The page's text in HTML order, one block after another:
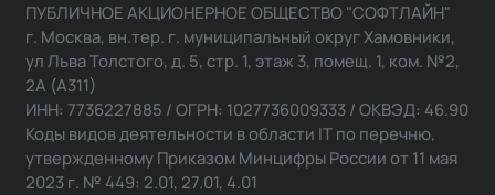
ПУБЛИЧНОЕ АКЦИОНЕРНОЕ ОБЩЕСТВО "СОФТЛАЙН"
г. Москва, вн.тер. г. муниципальный округ Хамовники,
ул Льва Толстого, д. 5, стр. 1, этаж 3, помещ. 1, ком. №2,
2А (А311)
ИНН: 7736227885 / ОГРН: 1027736009333 / ОКВЭД: 46.90
Коды видов деятельности в области IT по перечню,
утвержденному Приказом Минцифры России от 11 мая
2023 г. № 449: 2.01, 27.01, 4.01